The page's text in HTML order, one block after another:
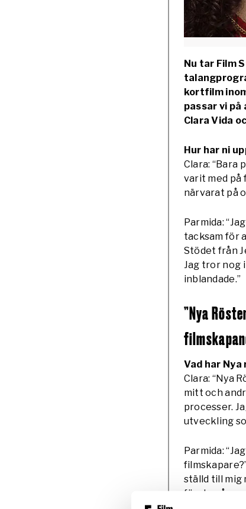
Nu tar Film
kortfilm
passar vi
Clara Vida
Hur har ni
Clara: “Bara
varit med på
närvarat på
Parmida:
tacksam för
Stödet från
Jag tror nog
inblandade.”
”Nya
Vad har
Clara: “Nya
mitt och
processer.
utveckling
Parmida:
ställd till mig
första